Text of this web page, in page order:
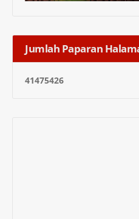
Jumlah Paparan
41475426